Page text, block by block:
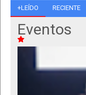
+LEÍDO RECIENTE
Eventos